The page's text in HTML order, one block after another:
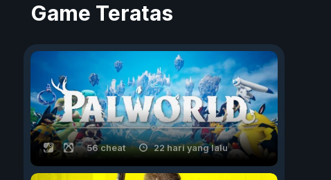
Game Teratas
56 cheat 22 hari yang lalu